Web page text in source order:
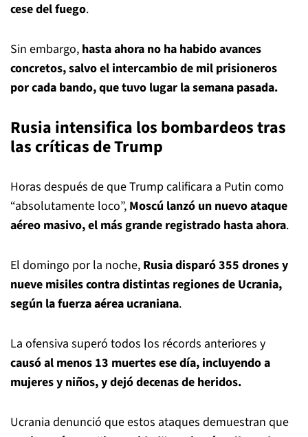
cese del fuego.
Sin embargo, hasta ahora no ha habido avances
concretos, salvo el intercambio de mil prisioneros
por cada bando, que tuvo lugar la semana pasada.
Rusia intensifica los bombardeos tras
las críticas de Trump
Horas después de que Trump calificara a Putin como
“absolutamente loco”, Moscú lanzó un nuevo ataque
aéreo masivo, el más grande registrado hasta ahora.
El domingo por la noche, Rusia disparó 355 drones y
nueve misiles contra distintas regiones de Ucrania,
según la fuerza aérea ucraniana.
La ofensiva superó todos los récords anteriores y
causó al menos 13 muertes ese día, incluyendo a
mujeres y niños, y dejó decenas de heridos.
Ucrania denunció que estos ataques demuestran que